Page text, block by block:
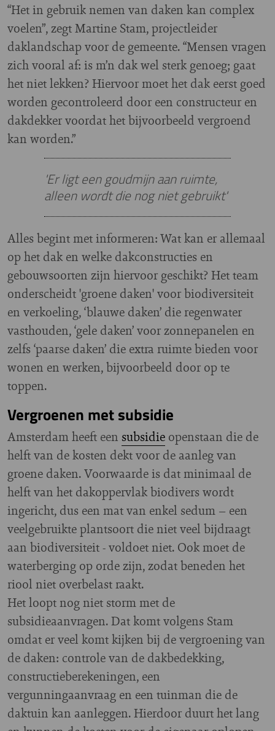
“Het in gebruik nemen van daken kan complex
voelen”, zegt Martine Stam, projectleider
daklandschap voor de gemeente. “Mensen vragen
zich vooral af: is m’n dak wel sterk genoeg; gaat
het niet lekken? Hiervoor moet het dak eerst goed
worden gecontroleerd door een constructeur en
dakdekker voordat het bijvoorbeeld vergroend
kan worden.”
'Er ligt een goudmijn aan ruimte,
alleen wordt die nog niet gebruikt'
Alles begint met informeren: Wat kan er allemaal
op het dak en welke dakconstructies en
gebouwsoorten zijn hiervoor geschikt? Het team
onderscheidt 'groene daken' voor biodiversiteit
en verkoeling, ‘blauwe daken’ die regenwater
vasthouden, ‘gele daken’ voor zonnepanelen en
zelfs ‘paarse daken’ die extra ruimte bieden voor
wonen en werken, bijvoorbeeld door op te
toppen.
Vergroenen met subsidie
Amsterdam heeft een subsidie openstaan die de
helft van de kosten dekt voor de aanleg van
groene daken. Voorwaarde is dat minimaal de
helft van het dakoppervlak biodivers wordt
ingericht, dus een mat van enkel sedum – een
veelgebruikte plantsoort die niet veel bijdraagt
aan biodiversiteit - voldoet niet. Ook moet de
waterberging op orde zijn, zodat beneden het
riool niet overbelast raakt.
Het loopt nog niet storm met de
subsidieaanvragen. Dat komt volgens Stam
omdat er veel komt kijken bij de vergroening van
de daken: controle van de dakbedekking,
constructieberekeningen, een
vergunningaanvraag en een tuinman die de
daktuin kan aanleggen. Hierdoor duurt het lang